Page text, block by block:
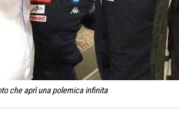
che aprì una polemica infinita